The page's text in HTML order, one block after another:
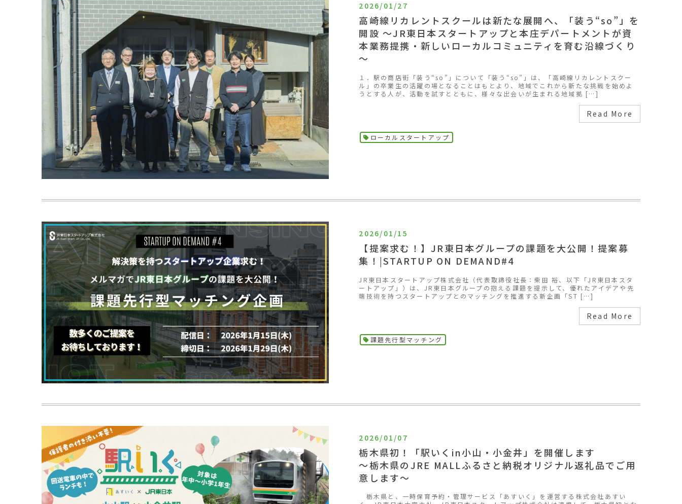
2026/01/27
高崎線リカレントスクールは新たな展開へ、「装う“so”」を
開設 ～JR東日本スタートアップと本庄デパートメントが資
本業務提携・新しいローカルコミュニティを育む沿線づくり
～
１．駅の商店街「装う“so”」について「装う“so”」は、「高崎線リカレントスクー
ル」の卒業生の活躍の場となることはもとより、地域でこれから新たな挑戦を始めよ
うとする人が、活動を試すとともに、様々な出会いが生まれる地域拠 […]
Read More
ローカルスタートアップ
2026/01/15
【提案求む！】JR東日本グループの課題を大公開！提案募
集！|STARTUP ON DEMAND#4
JR東日本スタートアップ株式会社（代表取締役社長：柴田 裕、以下「JR東日本スタ
ートアップ」）は、JR東日本グループの抱える課題を提示して、優れたアイデアや先
端技術を持つスタートアップとのマッチングを推進する新企画「ST […]
Read More
課題先行型マッチング
2026/01/07
栃木県初！「駅いくin小山・小金井」を開催します
～栃木県のJRE MALLふるさと納税オリジナル返礼品でご用
意します～
栃木県と、一時保育予約・管理サービス「あすいく」を運営する株式会社あすい